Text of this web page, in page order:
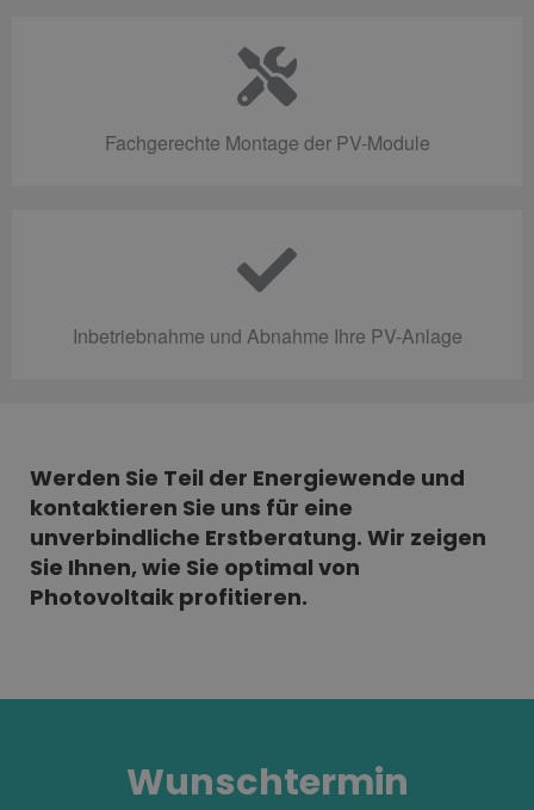
Fachgerechte Montage der PV-Module
Inbetriebnahme und Abnahme Ihre PV-Anlage
Werden Sie Teil der Energiewende und
kontaktieren Sie uns für eine
unverbindliche Erstberatung. Wir zeigen
Sie Ihnen, wie Sie optimal von
Photovoltaik profitieren.
Wunschtermin